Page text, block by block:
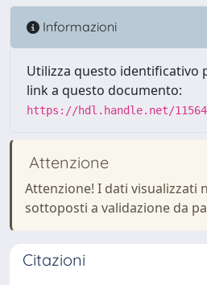
Informazioni
Utilizza questo identificativo
link a questo documento:
https://hdl.handle.net/
Attenzione
Attenzione! I dati visualizzati
sottoposti a validazione da
Citazioni